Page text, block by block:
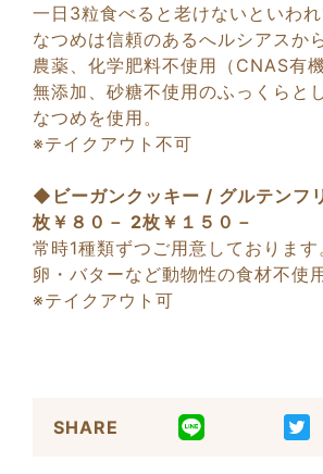
一日3粒食べると老けないといわれ
なつめは信頼のあるへルシアスか
農薬、化学肥料不使用（CNAS有
無添加、砂糖不使用のふっくらと
なつめを使用。
※テイクアウト不可
◆ビーガンクッキー / グルテンフ
枚￥８０－ 2枚￥１５０ －
常時1種類ずつご用意しております
卵・バターなど動物性の食材不使用
※テイクアウト可
SHARE